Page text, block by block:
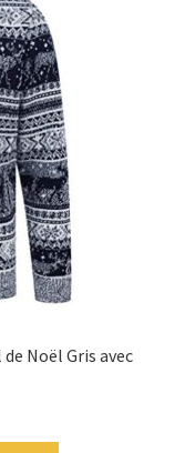
de Noël Gris avec